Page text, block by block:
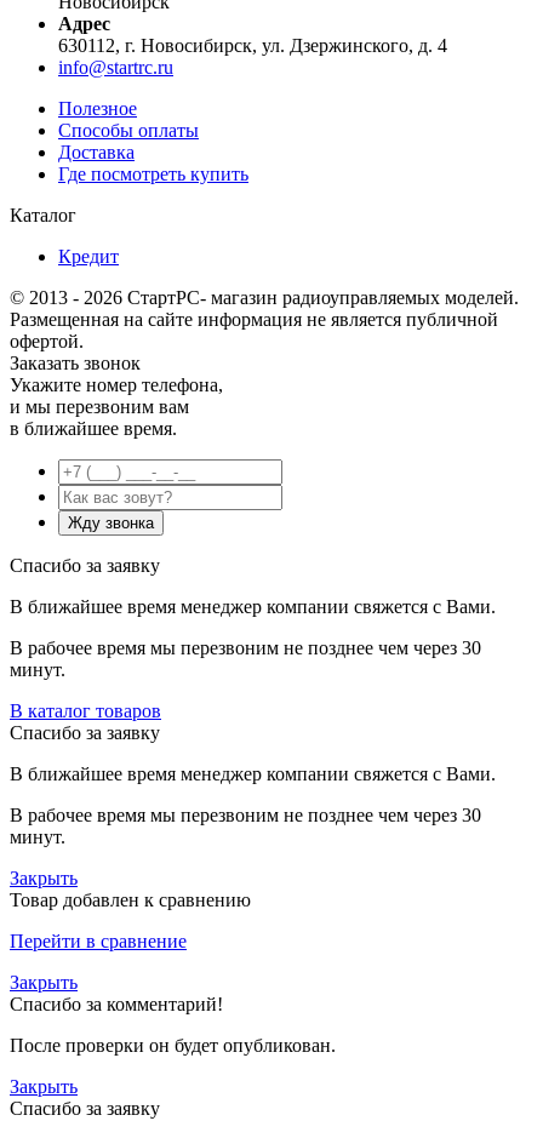
Адрес
630112, г. Новосибирск, ул. Дзержинского, д. 4
info@startrc.ru
Полезное
Способы оплаты
Доставка
Где посмотреть купить
Каталог
Кредит
© 2013 - 2026 СтартРС- магазин радиоуправляемых моделей.
Размещенная на сайте информация не является публичной
офертой.
Заказать звонок
Укажите номер телефона,
и мы перезвоним вам
в ближайшее время.
Спасибо за заявку
В ближайшее время менеджер компании свяжется с Вами.
В рабочее время мы перезвоним не позднее чем через 30
минут.
В каталог товаров
Спасибо за заявку
В ближайшее время менеджер компании свяжется с Вами.
В рабочее время мы перезвоним не позднее чем через 30
минут.
Закрыть
Товар добавлен к сравнению
Перейти в сравнение
Закрыть
Спасибо за комментарий!
После проверки он будет опубликован.
Закрыть
Спасибо за заявку